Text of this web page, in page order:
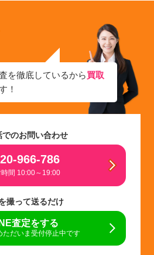
を徹底しているから買取
！
でのお問い合わせ
966-786
間 10:00～19:00
撮って送るだけ
査定をする
ただいま受付停止中です